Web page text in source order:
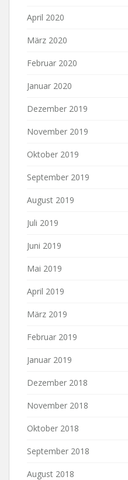
April 2020
März 2020
Februar 2020
Januar 2020
Dezember 2019
November 2019
Oktober 2019
September 2019
August 2019
Juli 2019
Juni 2019
Mai 2019
April 2019
März 2019
Februar 2019
Januar 2019
Dezember 2018
November 2018
Oktober 2018
September 2018
August 2018